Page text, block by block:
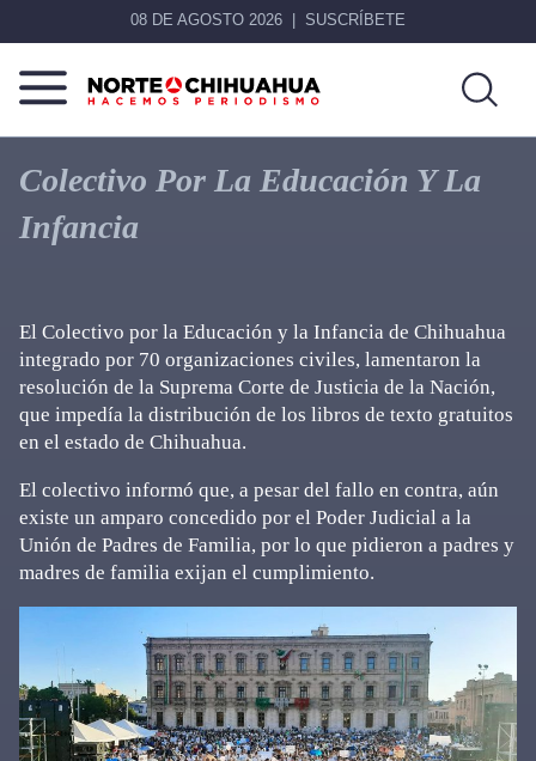
08 DE AGOSTO 2026 SUSCRÍBETE
Norte
De
Chihuahua
Más
que
noticias,
hacemos periodismo
Colectivo Por La Educación Y La
Infancia
El Colectivo por la Educación y la Infancia de Chihuahua
integrado por 70 organizaciones civiles, lamentaron la
resolución de la Suprema Corte de Justicia de la Nación,
que impedía la distribución de los libros de texto gratuitos
en el estado de Chihuahua.
El colectivo informó que, a pesar del fallo en contra, aún
existe un amparo concedido por el Poder Judicial a la
Unión de Padres de Familia, por lo que pidieron a padres y
madres de familia exijan el cumplimiento.